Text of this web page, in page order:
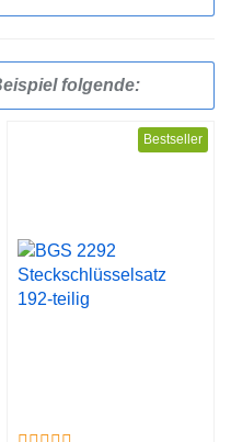
folgende:
Bestseller